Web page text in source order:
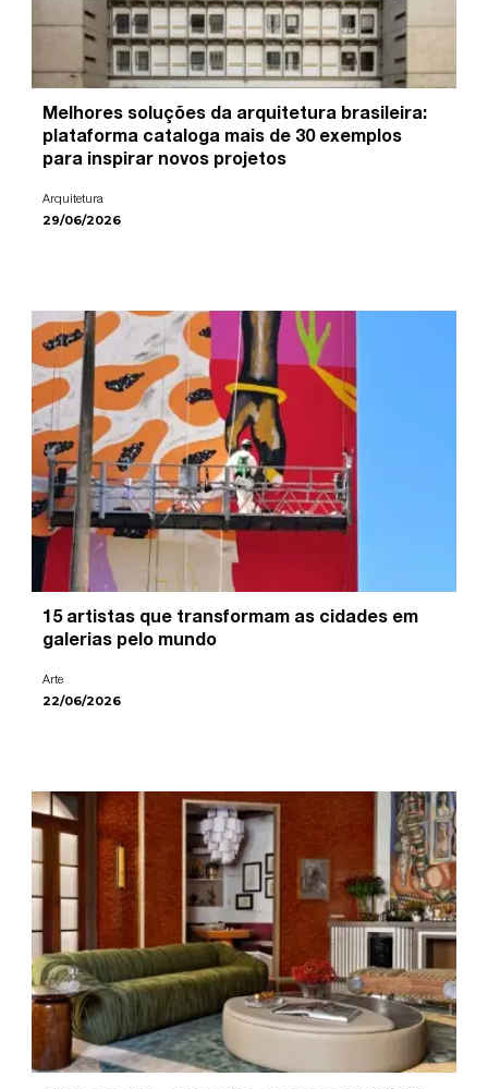
Melhores soluções da arquitetura brasileira:
plataforma cataloga mais de 30 exemplos
para inspirar novos projetos
Arquitetura
29/06/2026
15 artistas que transformam as cidades em
galerias pelo mundo
Arte
22/06/2026